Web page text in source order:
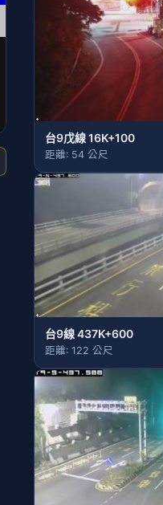
台9戊線 16K+100
距離: 54 公尺
台9線 437K+600
距離: 122 公尺